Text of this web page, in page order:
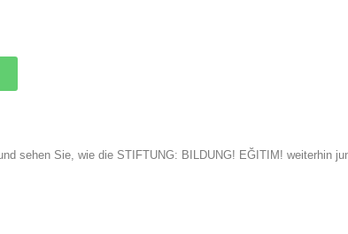
sehen Sie, wie die STIFTUNG: BILDUNG! EĞITIM! weiterhin